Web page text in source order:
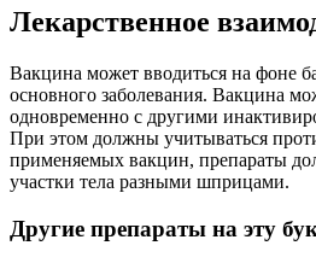
Лекарственное
Вакцина может вводиться на фоне
основного заболевания. Вакцина
одновременно с другими
При этом должны учитываться
применяемых вакцин, препараты
участки тела разными шприцами.
Другие препараты на эту